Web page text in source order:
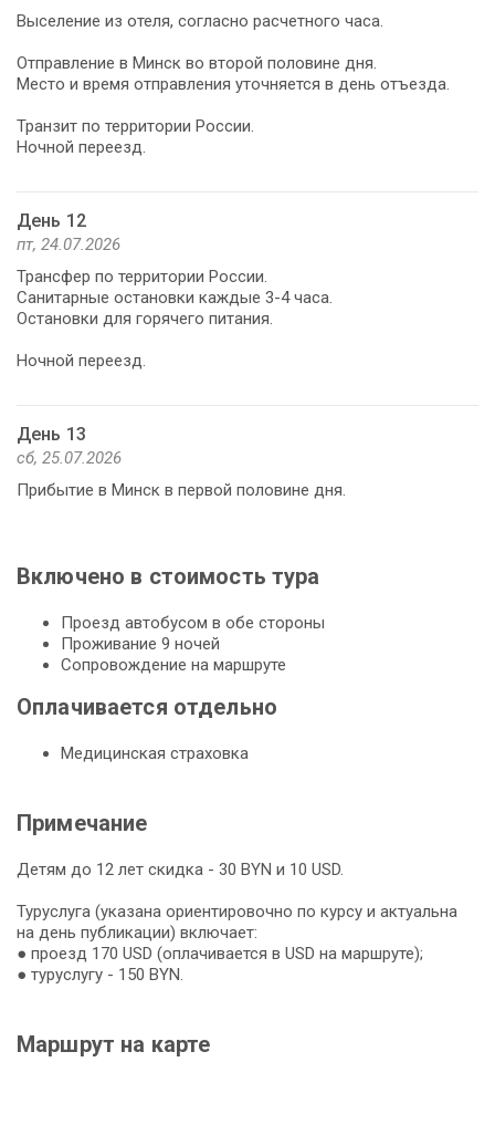
Выселение из отеля, согласно расчетного часа.
Отправление в Минск во второй половине дня.
Место и время отправления уточняется в день отъезда.
Транзит по территории России.
Ночной переезд.
День 12
пт, 24.07.2026
Трансфер по территории России.
Санитарные остановки каждые 3-4 часа.
Остановки для горячего питания.
Ночной переезд.
День 13
сб, 25.07.2026
Прибытие в Минск в первой половине дня.
Включено в стоимость тура
Проезд автобусом в обе стороны
Проживание 9 ночей
Сопровождение на маршруте
Оплачивается отдельно
Медицинская страховка
Примечание
Детям до 12 лет скидка - 30 BYN и 10 USD.
Туруслуга (указана ориентировочно по курсу и актуальна
на день публикации) включает:
● проезд 170 USD (оплачивается в USD на маршруте);
● туруслугу - 150 BYN.
Маршрут на карте